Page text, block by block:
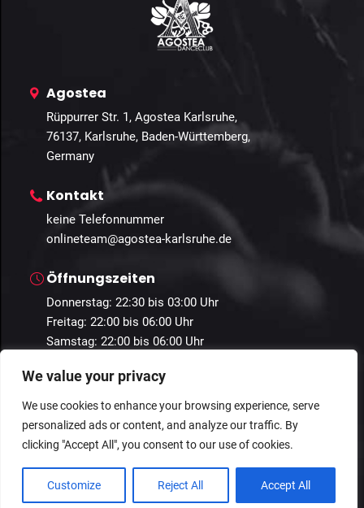
We value your privacy
We use cookies to enhance your browsing experience, serve
personalized ads or content, and analyze our traffic. By
clicking "Accept All", you consent to our use of cookies.
Customize Reject All Accept All
Agostea
Rüppurrer Str. 1, Agostea Karlsruhe,
76137, Karlsruhe, Baden-Württemberg,
Germany
Kontakt
keine Telefonnummer
onlineteam@agostea-karlsruhe.de
Öffnungszeiten
Donnerstag: 22:30 bis 03:00 Uhr
Freitag: 22:00 bis 06:00 Uhr
Samstag: 22:00 bis 06:00 Uhr
© 2024 Guestastic. Alle Rechte vorbehalten.
Datenschutz Geschäftsbedingungen